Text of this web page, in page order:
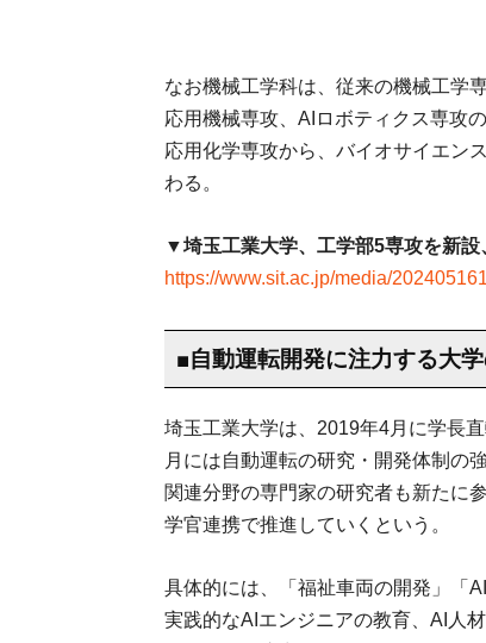
なお機械工学科は、従来の機械工学
応用機械専攻、AIロボティクス専攻
応用化学専攻から、バイオサイエン
わる。
▼埼玉工業大学、工学部5専攻を新設
https://www.sit.ac.jp/media/
■自動運転開発に注力する大
埼玉工業大学は、2019年4月に学長
月には自動運転の研究・開発体制の
関連分野の専門家の研究者も新たに
学官連携で推進していくという。
具体的には、「福祉車両の開発」「
実践的なAIエンジニアの教育、AI人